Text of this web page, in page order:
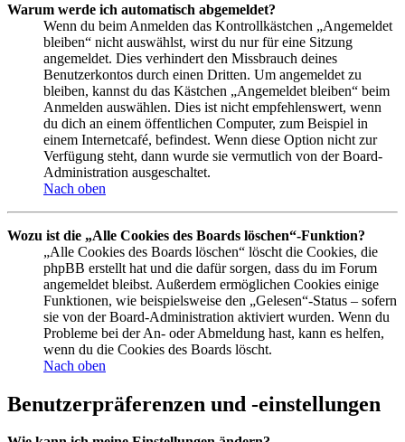
Warum werde ich automatisch abgemeldet?
Wenn du beim Anmelden das Kontrollkästchen „Angemeldet
bleiben“ nicht auswählst, wirst du nur für eine Sitzung
angemeldet. Dies verhindert den Missbrauch deines
Benutzerkontos durch einen Dritten. Um angemeldet zu
bleiben, kannst du das Kästchen „Angemeldet bleiben“ beim
Anmelden auswählen. Dies ist nicht empfehlenswert, wenn
du dich an einem öffentlichen Computer, zum Beispiel in
einem Internetcafé, befindest. Wenn diese Option nicht zur
Verfügung steht, dann wurde sie vermutlich von der Board-
Administration ausgeschaltet.
Nach oben
Wozu ist die „Alle Cookies des Boards löschen“-Funktion?
„Alle Cookies des Boards löschen“ löscht die Cookies, die
phpBB erstellt hat und die dafür sorgen, dass du im Forum
angemeldet bleibst. Außerdem ermöglichen Cookies einige
Funktionen, wie beispielsweise den „Gelesen“-Status – sofern
sie von der Board-Administration aktiviert wurden. Wenn du
Probleme bei der An- oder Abmeldung hast, kann es helfen,
wenn du die Cookies des Boards löscht.
Nach oben
Benutzerpräferenzen und -einstellungen